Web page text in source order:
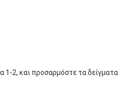
1-2, και προσαρμόστε τα δείγματα